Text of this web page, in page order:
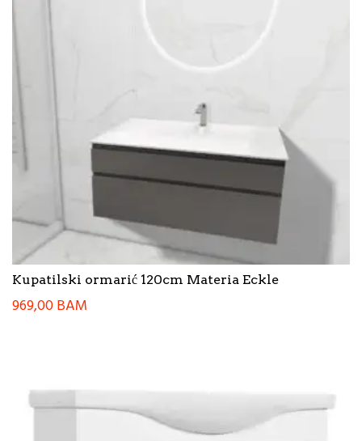
Kupatilski ormarić 120cm Materia Eckle
969,00BAM